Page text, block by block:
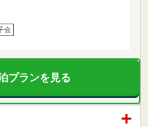
会
プランを見る